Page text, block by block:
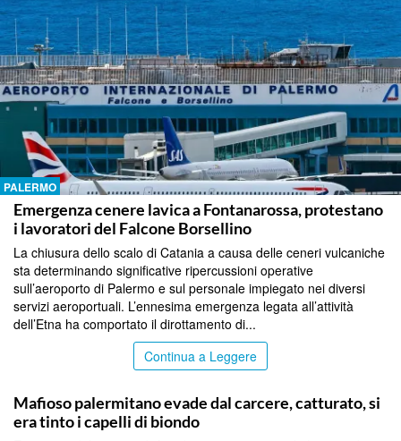
PALERMO
Emergenza cenere lavica a Fontanarossa, protestano
i lavoratori del Falcone Borsellino
La chiusura dello scalo di Catania a causa delle ceneri vulcaniche
sta determinando significative ripercussioni operative
sull’aeroporto di Palermo e sul personale impiegato nei diversi
servizi aeroportuali. L’ennesima emergenza legata all’attività
dell’Etna ha comportato il dirottamento di...
Continua a Leggere
Mafioso palermitano evade dal carcere, catturato, si
era tinto i capelli di biondo